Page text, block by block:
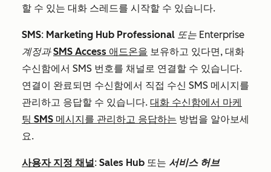
할 수 있는 대화 스레드를 시작할 수 있습니다.
SMS: Marketing Hub Professional 또는 Enterprise
계정과SMS Access 애드온을 보유하고 있다면, 대화
수신함에서 SMS 번호를 채널로 연결할 수 있습니다.
연결이 완료되면 수신함에서 직접 수신 SMS 메시지를
관리하고 응답할 수 있습니다. 대화 수신함에서 마케
팅 SMS 메시지를 관리하고 응답하는 방법을 알아보세
요.
사용자 지정 채널: Sales Hub 또는 서비스 허브